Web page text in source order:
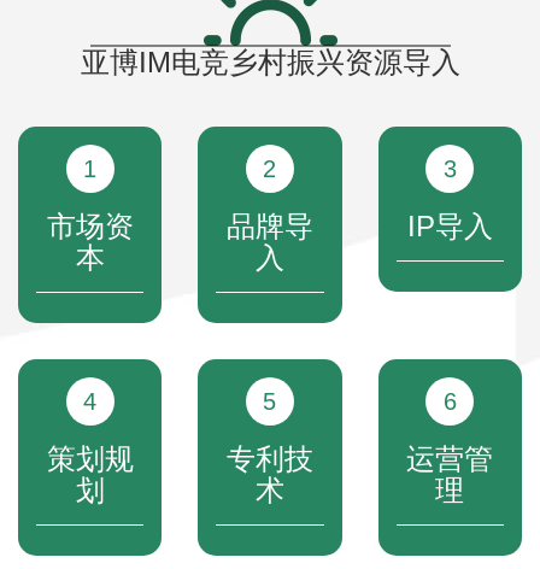
亚博IM电竞乡村振兴资源导入
1
市场资
本
2
品牌导
入
3
IP导入
4
策划规
划
5
专利技
术
6
运营管
理